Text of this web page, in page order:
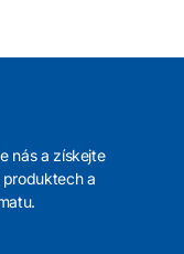
nás a získejte
produktech a